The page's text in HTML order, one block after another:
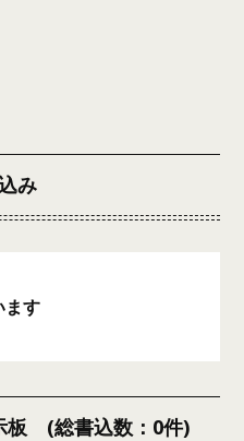
み
ます
板 (総書込数：0件)